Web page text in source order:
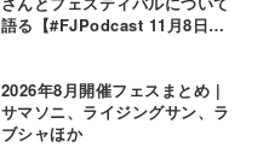
語る【#FJPodcast 11月8日配
2026年8月開催フェスまとめ |
サマソニ、ライジングサン、ラ
ブシャほか